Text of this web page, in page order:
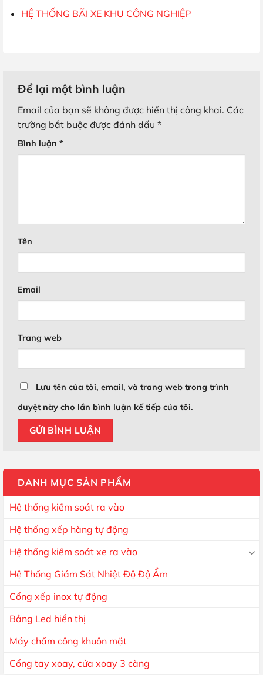
HỆ THỐNG BÃI XE KHU CÔNG NGHIỆP
Để lại một bình luận
Email của bạn sẽ không được hiển thị công khai. Các
trường bắt buộc được đánh dấu *
Bình luận *
Tên
Email
Trang web
Lưu tên của tôi, email, và trang web trong trình
duyệt này cho lần bình luận kế tiếp của tôi.
DANH MỤC SẢN PHẨM
Hệ thống kiểm soát ra vào
Hệ thống xếp hàng tự động
Hệ thống kiểm soát xe ra vào
Hệ Thống Giám Sát Nhiệt Độ Độ Ẩm
Cổng xếp inox tự động
Bảng Led hiển thị
Máy chấm công khuôn mặt
Cổng tay xoay, cửa xoay 3 càng